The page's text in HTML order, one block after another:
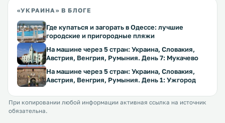
«УКРАИНА» В БЛОГЕ
Где купаться и загорать в Одессе: лучшие
городские и пригородные пляжи
На машине через 5 стран: Украина, Словакия,
Австрия, Венгрия, Румыния. День 7: Мукачево
На машине через 5 стран: Украина, Словакия,
Австрия, Венгрия, Румыния. День 1: Ужгород
При копировании любой информации активная ссылка на источник
обязательна.